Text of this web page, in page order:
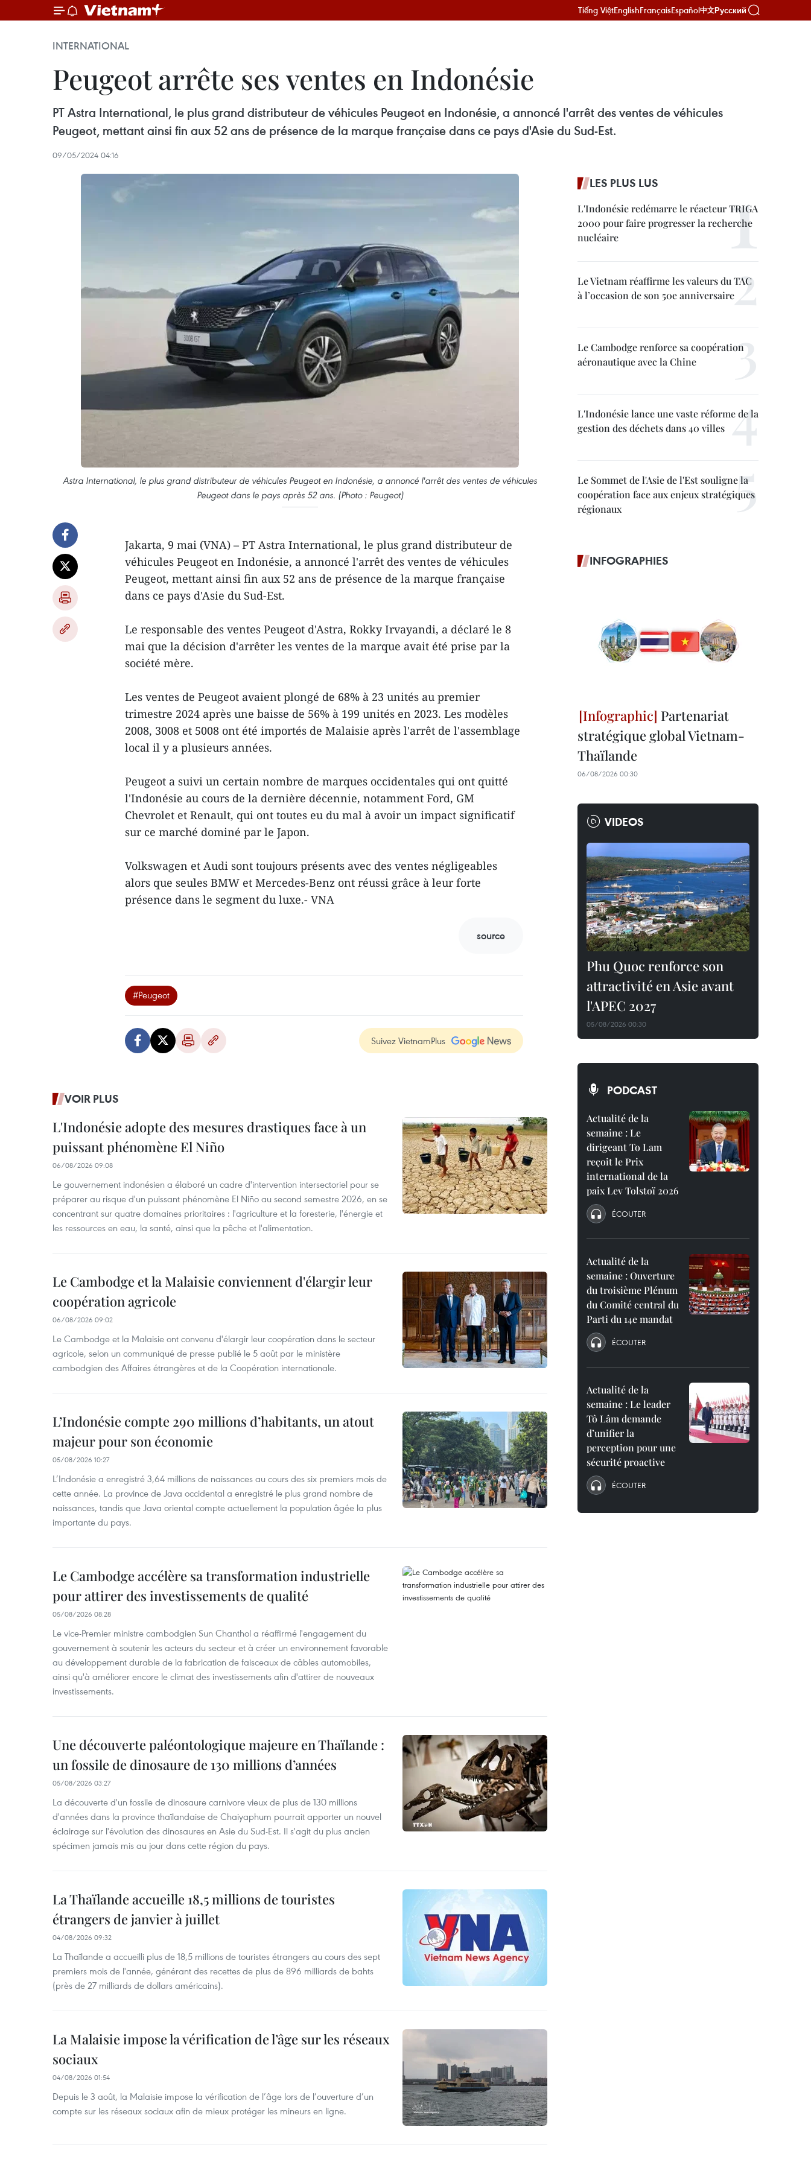
Tiếng ViệtEnglishFrançaisEspañol中文Русский
INTERNATIONAL
Peugeot arrête ses ventes en Indonésie
PT Astra International, le plus grand distributeur de véhicules Peugeot en Indonésie, a annoncé l'arrêt des ventes de véhicules
Peugeot, mettant ainsi fin aux 52 ans de présence de la marque française dans ce pays d'Asie du Sud-Est.
09/05/2024 04:16
Astra International, le plus grand distributeur de véhicules Peugeot en Indonésie, a annoncé l'arrêt des ventes de véhicules
Peugeot dans le pays après 52 ans. (Photo : Peugeot)
Jakarta, 9 mai (VNA) – PT Astra International, le plus grand distributeur de
véhicules Peugeot en Indonésie, a annoncé l'arrêt des ventes de véhicules
Peugeot, mettant ainsi fin aux 52 ans de présence de la marque française
dans ce pays d'Asie du Sud-Est.
Le responsable des ventes Peugeot d'Astra, Rokky Irvayandi, a déclaré le 8
mai que la décision d'arrêter les ventes de la marque avait été prise par la
société mère.
Les ventes de Peugeot avaient plongé de 68% à 23 unités au premier
trimestre 2024 après une baisse de 56% à 199 unités en 2023. Les modèles
2008, 3008 et 5008 ont été importés de Malaisie après l'arrêt de l'assemblage
local il y a plusieurs années.
Peugeot a suivi un certain nombre de marques occidentales qui ont quitté
l'Indonésie au cours de la dernière décennie, notamment Ford, GM
Chevrolet et Renault, qui ont toutes eu du mal à avoir un impact significatif
sur ce marché dominé par le Japon.
Volkswagen et Audi sont toujours présents avec des ventes négligeables
alors que seules BMW et Mercedes-Benz ont réussi grâce à leur forte
présence dans le segment du luxe.- VNA
source
#Peugeot
Suivez VietnamPlus
VOIR PLUS
L'Indonésie adopte des mesures drastiques face à un
puissant phénomène El Niño
06/08/2026 09:08
Le gouvernement indonésien a élaboré un cadre d'intervention intersectoriel pour se
préparer au risque d'un puissant phénomène El Niño au second semestre 2026, en se
concentrant sur quatre domaines prioritaires : l'agriculture et la foresterie, l'énergie et
les ressources en eau, la santé, ainsi que la pêche et l'alimentation.
Le Cambodge et la Malaisie conviennent d'élargir leur
coopération agricole
06/08/2026 09:02
Le Cambodge et la Malaisie ont convenu d'élargir leur coopération dans le secteur
agricole, selon un communiqué de presse publié le 5 août par le ministère
cambodgien des Affaires étrangères et de la Coopération internationale.
L’Indonésie compte 290 millions d’habitants, un atout
majeur pour son économie
05/08/2026 10:27
L’Indonésie a enregistré 3,64 millions de naissances au cours des six premiers mois de
cette année. La province de Java occidental a enregistré le plus grand nombre de
naissances, tandis que Java oriental compte actuellement la population âgée la plus
importante du pays.
Le Cambodge accélère sa transformation industrielle
pour attirer des investissements de qualité
05/08/2026 08:28
Le vice-Premier ministre cambodgien Sun Chanthol a réaffirmé l'engagement du
gouvernement à soutenir les acteurs du secteur et à créer un environnement favorable
au développement durable de la fabrication de faisceaux de câbles automobiles,
ainsi qu'à améliorer encore le climat des investissements afin d'attirer de nouveaux
investissements.
Une découverte paléontologique majeure en Thaïlande :
un fossile de dinosaure de 130 millions d’années
05/08/2026 03:27
La découverte d'un fossile de dinosaure carnivore vieux de plus de 130 millions
d'années dans la province thaïlandaise de Chaiyaphum pourrait apporter un nouvel
éclairage sur l'évolution des dinosaures en Asie du Sud-Est. Il s'agit du plus ancien
spécimen jamais mis au jour dans cette région du pays.
La Thaïlande accueille 18,5 millions de touristes
étrangers de janvier à juillet
04/08/2026 09:32
La Thaïlande a accueilli plus de 18,5 millions de touristes étrangers au cours des sept
premiers mois de l'année, générant des recettes de plus de 896 milliards de bahts
(près de 27 milliards de dollars américains).
La Malaisie impose la vérification de l’âge sur les réseaux
sociaux
04/08/2026 01:54
Depuis le 3 août, la Malaisie impose la vérification de l’âge lors de l’ouverture d’un
compte sur les réseaux sociaux afin de mieux protéger les mineurs en ligne.
LES PLUS LUS
L'Indonésie redémarre le réacteur TRIGA
2000 pour faire progresser la recherche
nucléaire
Le Vietnam réaffirme les valeurs du TAC
à l’occasion de son 50e anniversaire
Le Cambodge renforce sa coopération
aéronautique avec la Chine
L'Indonésie lance une vaste réforme de la
gestion des déchets dans 40 villes
Le Sommet de l'Asie de l'Est souligne la
coopération face aux enjeux stratégiques
régionaux
INFOGRAPHIES
Partenariat
stratégique global Vietnam-
Thaïlande
06/08/2026 00:30
VIDEOS
Phu Quoc renforce son
attractivité en Asie avant
l'APEC 2027
05/08/2026 00:30
PODCAST
Actualité de la
semaine : Le
dirigeant To Lam
reçoit le Prix
international de la
paix Lev Tolstoï 2026
ÉCOUTER
Actualité de la
semaine : Ouverture
du troisième Plénum
du Comité central du
Parti du 14e mandat
ÉCOUTER
Actualité de la
semaine : Le leader
Tô Lâm demande
d’unifier la
perception pour une
sécurité proactive
ÉCOUTER